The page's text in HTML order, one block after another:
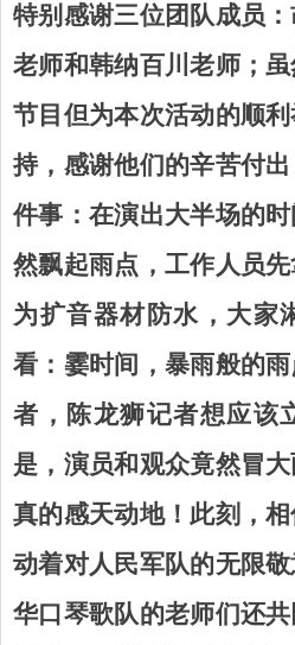
特别感谢三位团队成员
老师和韩纳百川老师；
节目但为本次活动的顺
持，感谢他们的辛苦付
件事：在演出大半场的
然飘起雨点，工作人员
为扩音器材防水，大家
看：霎时间，暴雨般的
者，陈龙狮记者想应该
是，演员和观众竟然冒
真的感天动地！此刻，
动着对人民军队的无限
华口琴歌队的老师们还共